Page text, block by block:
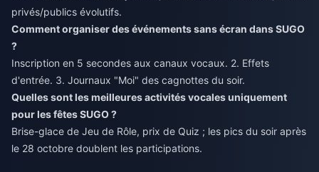
privés/publics évolutifs.
Comment organiser des événements sans écran dans SUGO
?
Inscription en 5 secondes aux canaux vocaux. 2. Effets
d'entrée. 3. Journaux "Moi" des cagnottes du soir.
Quelles sont les meilleures activités vocales uniquement
pour les fêtes SUGO ?
Brise-glace de Jeu de Rôle, prix de Quiz ; les pics du soir après
le 28 octobre doublent les participations.